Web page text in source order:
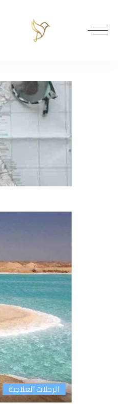
الرحلات العلاجية